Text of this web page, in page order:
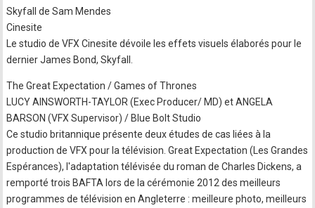
Skyfall de Sam Mendes
Cinesite
Le studio de VFX Cinesite dévoile les effets visuels élaborés pour le
dernier James Bond, Skyfall.
The Great Expectation / Games of Thrones
LUCY AINSWORTH-TAYLOR (Exec Producer/ MD) et ANGELA
BARSON (VFX Supervisor) / Blue Bolt Studio
Ce studio britannique présente deux études de cas liées à la
production de VFX pour la télévision. Great Expectation (Les Grandes
Espérances), l'adaptation télévisée du roman de Charles Dickens, a
remporté trois BAFTA lors de la cérémonie 2012 des meilleurs
programmes de télévision en Angleterre : meilleure photo, meilleurs